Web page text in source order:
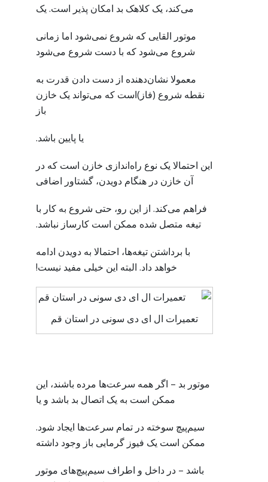
می‌کند، یک کلاهک بد امکان پذیر است. یک
موتور القایی که شروع نمی‌شود اما زمانی
شروع می‌شود که با دست شروع می‌شود
معمولا نشان‌دهنده از دست دادن قدرت به
نقطه شروع (فاز)است که می‌تواند یک خازن
باز
یا پایین باشد.
این احتمالا یک نوع راه‌اندازی خازن است که در
آن خازن در هنگام دویدن، گشتاور اضافی
فراهم می‌کند. از این رو، حتی شروع به کار با
تیغه متصل شده ممکن است کارساز نباشد.
با برداشتن تیغه‌ها، احتمالا به دویدن ادامه
خواهد داد. البته این خیلی مفید نیست!
تعمیرات ال ای دی سونی در استان قم
موتور بد – اگر همه سرعت‌ها مرده باشند، این
ممکن است به یک اتصال بد باشد و یا
سیم‌پیچ سوخته در تمام سرعت‌ها ایجاد شود.
ممکن است یک فیوز گرمایی باز وجود داشته
باشد – در داخل و اطراف سیم‌پیچ‌های موتور